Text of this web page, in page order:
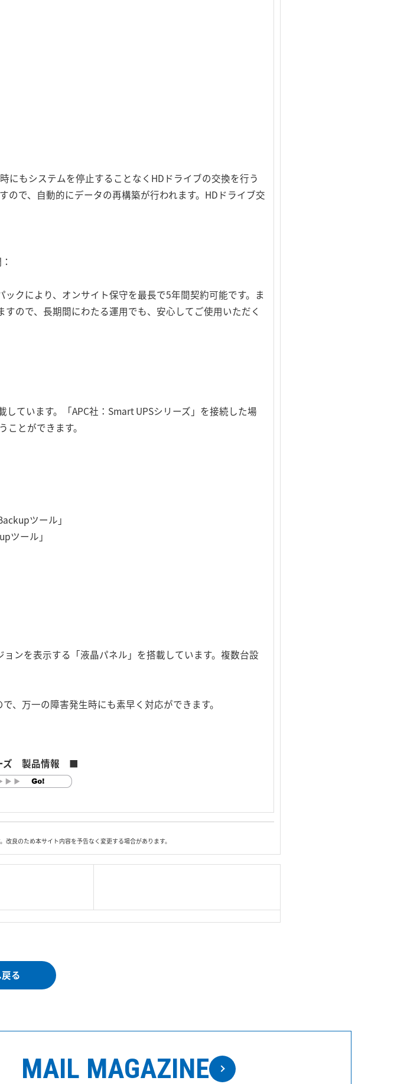
にもシステムを停止することなくHDドライブの交換を行う
で、自動的にデータの再構築が行われます。HDドライブ交
クにより、オンサイト保守を最長で5年間契約可能です。ま
ので、長期間にわたる運用でも、安心してご使用いただく
ています。「APC社：Smart UPSシリーズ」を接続した場
とができます。
ツール」
ツール」
ンを表示する「液晶パネル」を搭載しています。複数台設
、万一の障害発生時にも素早く対応ができます。
ズ 製品情報 ■
良のため本サイト内容を予告なく変更する場合があります。
る
MAIL MAGAZINE